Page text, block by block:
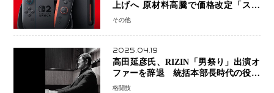
上げへ 原材料高騰で価格改定「スイ
ッチオンライン」も引き上げ
その他
2025.04.19
高田延彦氏、RIZIN「男祭り」出演オ
ファーを辞退 統括本部長時代の役目
「すでに終えています」と明言
格闘技